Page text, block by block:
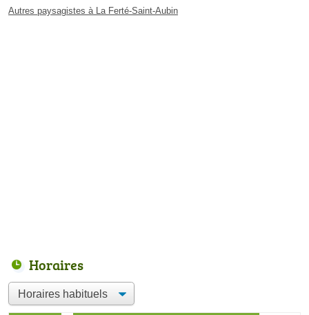
Autres paysagistes à La Ferté-Saint-Aubin
Horaires